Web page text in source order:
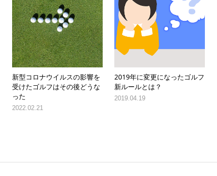
新型コロナウイルスの影響を
受けたゴルフはその後どうな
った
2022.02.21
2019年に変更になったゴルフ
新ルールとは？
2019.04.19